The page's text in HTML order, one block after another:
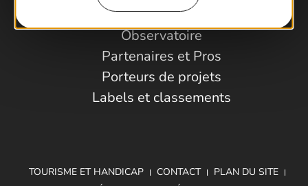
Espace Pro
Observatoire
Partenaires et Pros
Porteurs de projets
Labels et classements
TOURISME ET HANDICAP CONTACT
PLAN DU SITE